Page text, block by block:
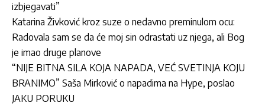
izbjegavati”
Katarina Živković kroz suze o nedavno preminulom ocu:
Radovala sam se da će moj sin odrastati uz njega, ali Bog
je imao druge planove
“NIJE BITNA SILA KOJA NAPADA, VEĆ SVETINJA KOJU
BRANIMO” Saša Mirković o napadima na Hype, poslao
JAKU PORUKU